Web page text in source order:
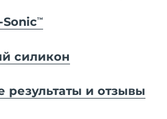
SonicTM
силикон
результаты и отзывы